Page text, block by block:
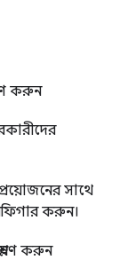
করুন
সাথে
করুন।
করুন